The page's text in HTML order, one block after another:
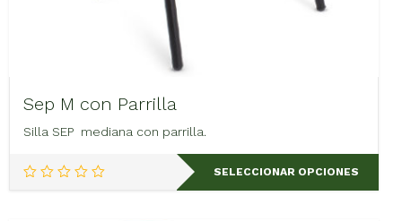
Sep M con Parrilla
Silla SEP mediana con parrilla.
SELECCIONAR OPCIONES
Este
producto